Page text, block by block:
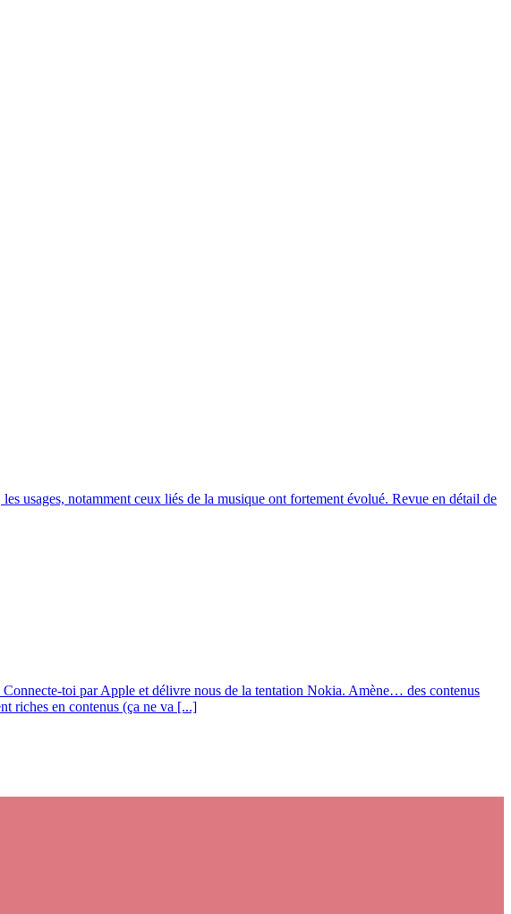
usages, notamment ceux liés de la musique ont fortement évolué. Revue en détail de
Connecte-toi par Apple et délivre nous de la tentation Nokia. Amène… des contenus
riches en contenus (ça ne va [...]